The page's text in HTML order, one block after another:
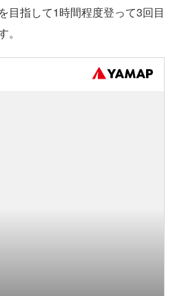
目指して1時間程度登って3回目